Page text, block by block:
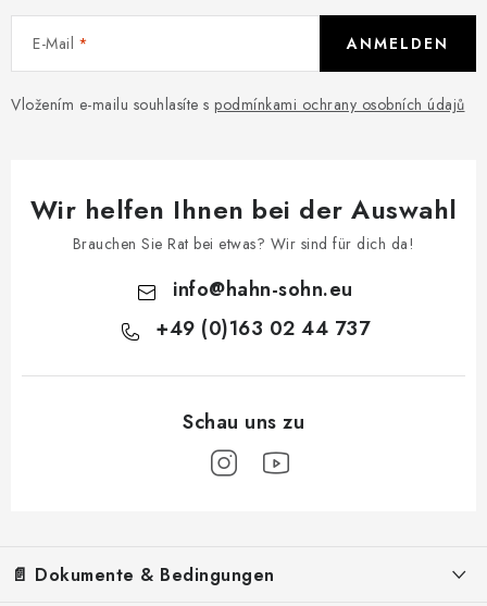
L
i
E-Mail
Vložením e-mailu souhlasíte s podmínkami ochrany osobních údajů
ANMELDEN
Wir helfen Ihnen bei der Auswahl
Brauchen Sie Rat bei etwas? Wir sind für dich da!
info@hahn-sohn.eu
+49 (0)163 02 44 737
ß📄 Dokumente & Bedingungen